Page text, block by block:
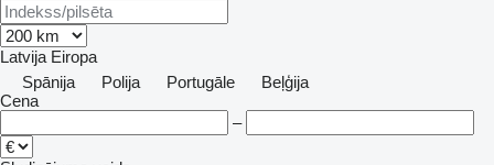
Latvija Eiropa
Spānija
Polija Portugāle
Beļģija
Cena
–